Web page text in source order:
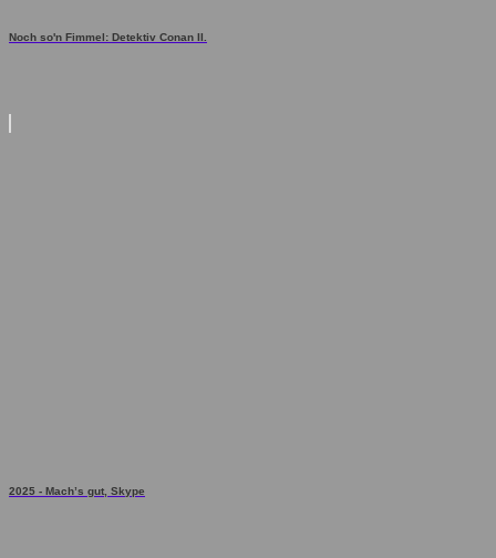
Noch so'n Fimmel: Detektiv Conan II.
2025 - Mach’s gut, Skype